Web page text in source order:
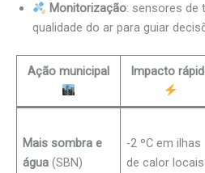
Monitorização: sensores de
qualidade do ar para guiar
Ação municipal Impacto
Mais sombra e
água (SBN)
-2 ºC em ilhas
de calor locais